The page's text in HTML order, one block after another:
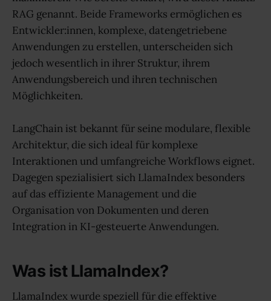
RAG genannt. Beide Frameworks ermöglichen es
Entwickler:innen, komplexe, datengetriebene
Anwendungen zu erstellen, unterscheiden sich
jedoch wesentlich in ihrer Struktur, ihrem
Anwendungsbereich und ihren technischen
Möglichkeiten.
LangChain ist bekannt für seine modulare, flexible
Architektur, die sich ideal für komplexe
Interaktionen und umfangreiche Workflows eignet.
Dagegen spezialisiert sich LlamaIndex besonders
auf das effiziente Management und die
Organisation von Dokumenten und deren
Integration in KI-gesteuerte Anwendungen.
Was ist LlamaIndex?
LlamaIndex wurde speziell für die effektive